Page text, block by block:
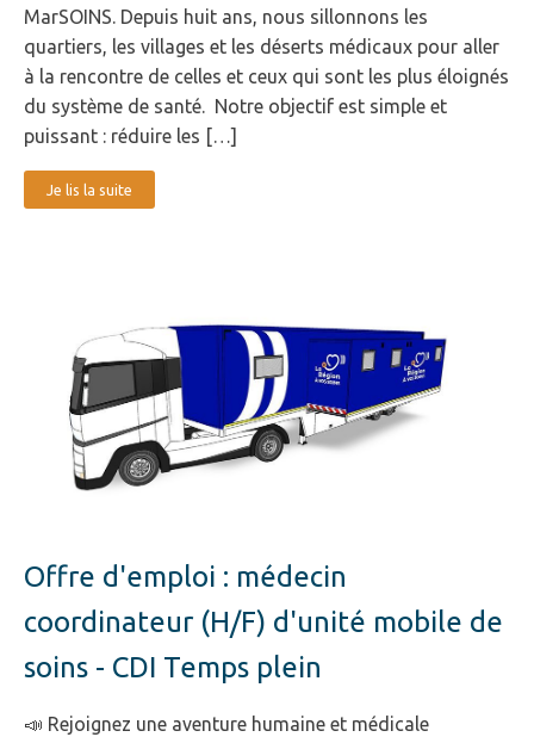
MarSOINS. Depuis huit ans, nous sillonnons les
quartiers, les villages et les déserts médicaux pour aller
à la rencontre de celles et ceux qui sont les plus éloignés
du système de santé. Notre objectif est simple et
puissant : réduire les […]
Je lis la suite
Offre d'emploi : médecin
coordinateur (H/F) d'unité mobile de
soins - CDI Temps plein
📣 Rejoignez une aventure humaine et médicale